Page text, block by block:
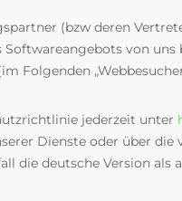
(bzw deren
von
Folgenden
jederzeit unter
Dienste oder über
die deutsche Version als